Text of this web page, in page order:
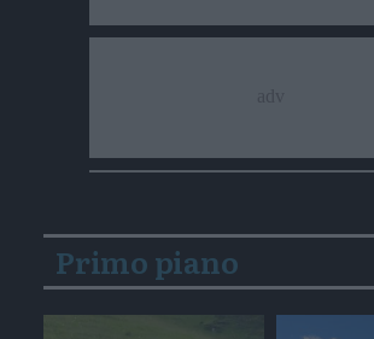
Primo piano